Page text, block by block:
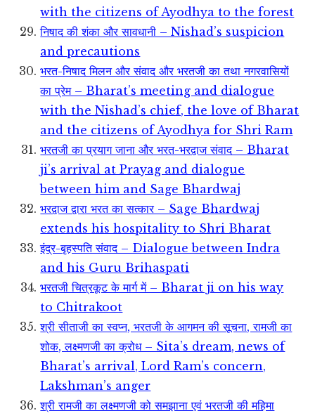
with the citizens of Ayodhya to the forest
निषाद की शंका और सावधानी – Nishad’s suspicion
and precautions
भरत-निषाद मिलन और संवाद और भरतजी का तथा नगरवासियों
का प्रेम – Bharat’s meeting and dialogue
with the Nishad’s chief, the love of Bharat
and the citizens of Ayodhya for Shri Ram
भरतजी का प्रयाग जाना और भरत-भरद्वाज संवाद – Bharat
ji’s arrival at Prayag and dialogue
between him and Sage Bhardwaj
भरद्वाज द्वारा भरत का सत्कार – Sage Bhardwaj
extends his hospitality to Shri Bharat
इंद्र-बृहस्पति संवाद – Dialogue between Indra
and his Guru Brihaspati
भरतजी चित्रकूट के मार्ग में – Bharat ji on his way
to Chitrakoot
श्री सीताजी का स्वप्न, भरतजी के आगमन की सूचना, रामजी का
शोक, लक्ष्मणजी का क्रोध – Sita’s dream, news of
Bharat’s arrival, Lord Ram’s concern,
Lakshman’s anger
श्री रामजी का लक्ष्मणजी को समझाना एवं भरतजी की महिमा